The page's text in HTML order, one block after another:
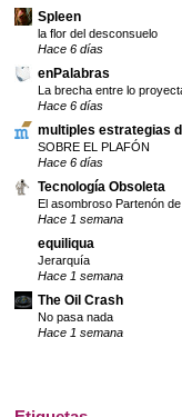
Spleen
la flor del desconsuelo
Hace 6 días
enPalabras
La brecha entre lo
Hace 6 días
multiples estrategias
SOBRE EL PLAFÓN
Hace 6 días
Tecnología Obsoleta
El asombroso Partenón
Hace 1 semana
equiliqua
Jerarquía
Hace 1 semana
The Oil Crash
No pasa nada
Hace 1 semana